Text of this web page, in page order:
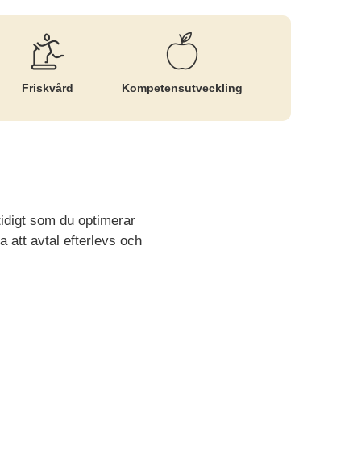
Friskvård Kompetens­utveckling
som du optimerar
att avtal efterlevs och